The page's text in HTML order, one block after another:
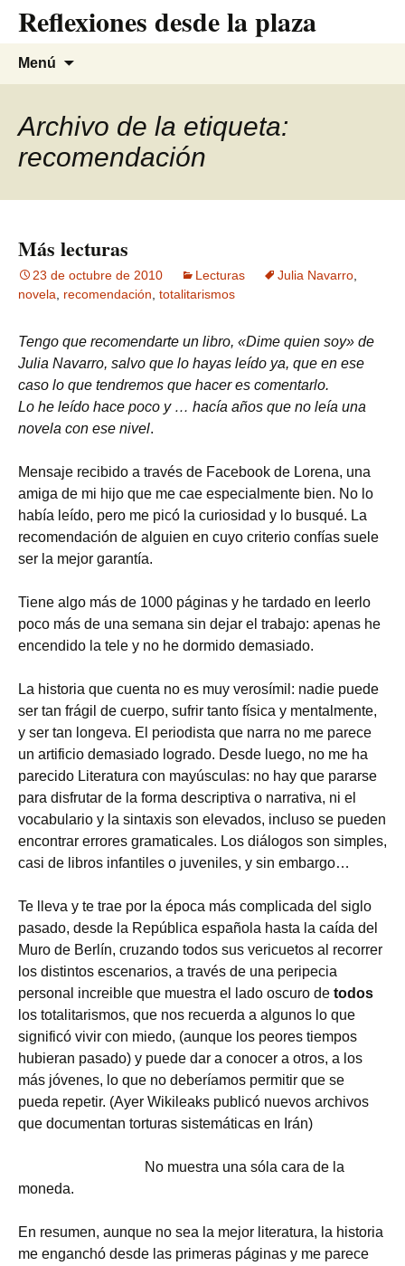
contenido
Reflexiones desde la plaza
Menú
Archivo de la etiqueta:
recomendación
Más lecturas
23 de octubre de 2010 Lecturas Julia Navarro
novela
recomendación totalitarismos
Tengo que recomendarte un libro, «Dime quien soy» de
Julia Navarro, salvo que lo hayas leído ya, que en ese
caso lo que tendremos que hacer es comentarlo.
Lo he leído hace poco y … hacía años que no leía una
novela con ese nivel.
Mensaje recibido a través de Facebook de Lorena, una
amiga de mi hijo que me cae especialmente bien. No lo
había leído, pero me picó la curiosidad y lo busqué. La
recomendación de alguien en cuyo criterio confías suele
ser la mejor garantía.
Tiene algo más de 1000 páginas y he tardado en leerlo
poco más de una semana sin dejar el trabajo: apenas he
encendido la tele y no he dormido demasiado.
La historia que cuenta no es muy verosímil: nadie puede
ser tan frágil de cuerpo, sufrir tanto física y mentalmente,
y ser tan longeva. El periodista que narra no me parece
un artificio demasiado logrado. Desde luego, no me ha
parecido Literatura con mayúsculas: no hay que pararse
para disfrutar de la forma descriptiva o narrativa, ni el
vocabulario y la sintaxis son elevados, incluso se pueden
encontrar errores gramaticales. Los diálogos son simples,
casi de libros infantiles o juveniles, y sin embargo…
Te lleva y te trae por la época más complicada del siglo
pasado, desde la República española hasta la caída del
Muro de Berlín, cruzando todos sus vericuetos al recorrer
los distintos escenarios, a través de una peripecia
personal increible que muestra el lado oscuro de todos
los totalitarismos, que nos recuerda a algunos lo que
significó vivir con miedo, (aunque los peores tiempos
hubieran pasado) y puede dar a conocer a otros, a los
más jóvenes, lo que no deberíamos permitir que se
pueda repetir. (Ayer Wikileaks publicó nuevos archivos
que documentan torturas sistemáticas en Irán)
No muestra una sóla cara de la
moneda.
En resumen, aunque no sea la mejor literatura, la historia
me enganchó desde las primeras páginas y me parece